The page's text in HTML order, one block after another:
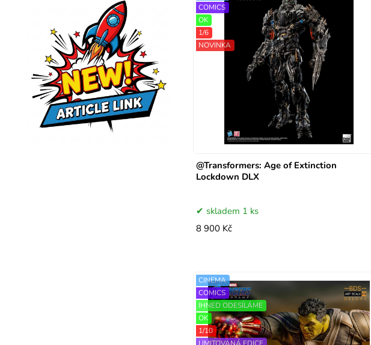
@Transformers: Age of Extinction
Lockdown DLX
COMICS
OK
1/6
NOVINKA
skladem 1 ks
8 900 Kč
CINEMA
COMICS
IHNED ODESÍLÁME
OK
1/10
LIMITOVANÁ EDICE